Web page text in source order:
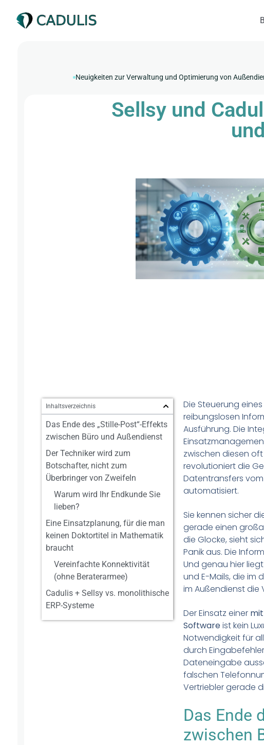
Neuigkeiten zur Verwaltung und Optimierung von
Sellsy und
Inhaltsverzeichnis
Das Ende des „Stille-Post“-Effekts
zwischen Büro und Außendienst
Der Techniker wird zum
Botschafter, nicht zum
Überbringer von Zweifeln
Warum wird Ihr Endkunde Sie
lieben?
Eine Einsatzplanung, für die man
keinen Doktortitel in Mathematik
braucht
Vereinfachte Konnektivität
(ohne Beraterarmee)
Cadulis + Sellsy vs. monolithische
ERP-Systeme
Die Steuerung
reibungslosen
Ausführung. Die
zwischen diesen
revolutioniert die
Datentransfers
automatisiert.
Sie kennen sicher
gerade einen
die Glocke, sieht
Panik aus. Die
Und genau hier
und E-Mails, die im
im Außendienst die
Der Einsatz einer
Softwareist kein
Notwendigkeit für
durch
Dateneingabe
falschen
Vertriebler gerade
Das Ende
zwischen